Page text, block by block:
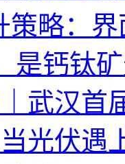
策略：
是钙钛
武汉首
当光伏